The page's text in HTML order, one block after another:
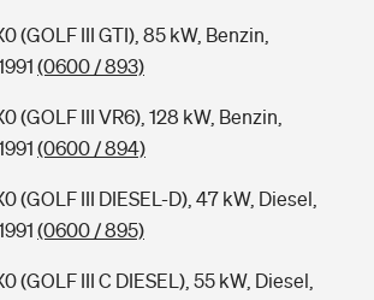
(GOLF III GTI), 85 kW, Benzin,
(0600 / 893)
(GOLF III VR6), 128 kW, Benzin,
(0600 / 894)
(GOLF III DIESEL-D), 47 kW, Diesel,
(0600 / 895)
(GOLF III C DIESEL), 55 kW, Diesel,